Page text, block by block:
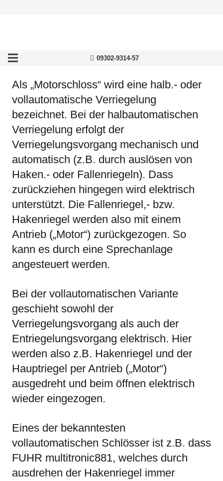
09302-9314-57
Als „Motorschloss“ wird eine halb.- oder
vollautomatische Verriegelung
bezeichnet. Bei der halbautomatischen
Verriegelung erfolgt der
Verriegelungsvorgang mechanisch und
automatisch (z.B. durch auslösen von
Haken.- oder Fallenriegeln). Dass
zurückziehen hingegen wird elektrisch
unterstützt. Die Fallenriegel,- bzw.
Hakenriegel werden also mit einem
Antrieb („Motor“) zurückgezogen. So
kann es durch eine Sprechanlage
angesteuert werden.
Bei der vollautomatischen Variante
geschieht sowohl der
Verriegelungsvorgang als auch der
Entriegelungsvorgang elektrisch. Hier
werden also z.B. Hakenriegel und der
Hauptriegel per Antrieb („Motor“)
ausgedreht und beim öffnen elektrisch
wieder eingezogen.
Eines der bekanntesten
vollautomatischen Schlösser ist z.B. dass
FUHR multitronic881, welches durch
ausdrehen der Hakenriegel immer